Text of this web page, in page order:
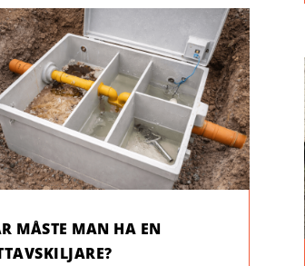
MÅSTE MAN HA EN